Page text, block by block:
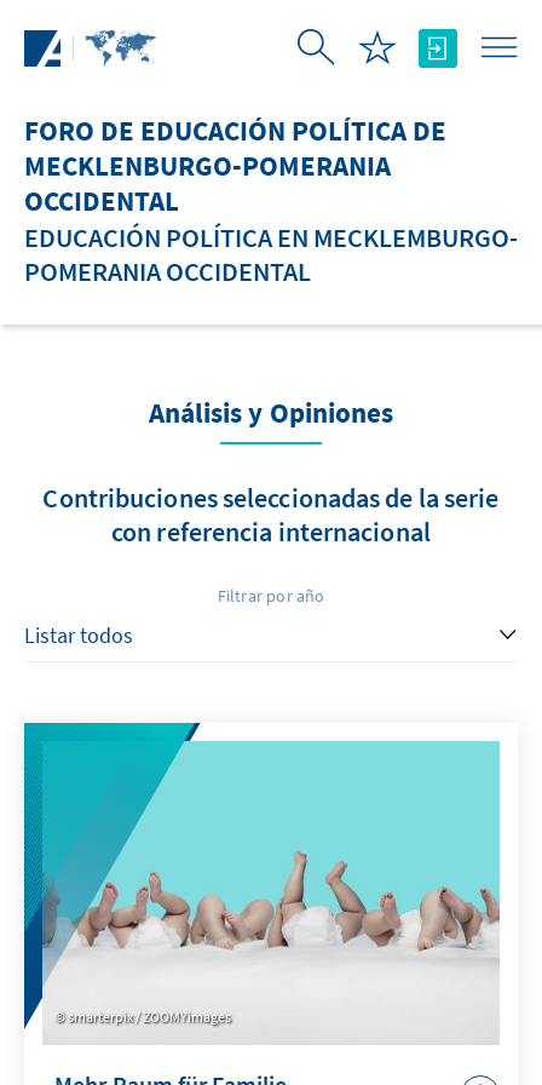
FORO DE EDUCACIÓN POLÍTICA DE
MECKLENBURGO-POMERANIA
OCCIDENTAL
EDUCACIÓN POLÍTICA EN MECKLEMBURGO-
POMERANIA OCCIDENTAL
Análisis y Opiniones
Contribuciones seleccionadas de la serie
con referencia internacional
Filtrar por año
smarterpix / ZOOMYimages